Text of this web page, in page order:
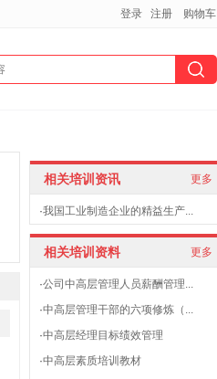
相关培训资讯 更多
·我国工业制造企业的精益生产...
相关培训资料 更多
·公司中高层管理人员薪酬管理...
·中高层管理干部的六项修炼（...
·中高层经理目标绩效管理
·中高层素质培训教材
登录 注册 购物车